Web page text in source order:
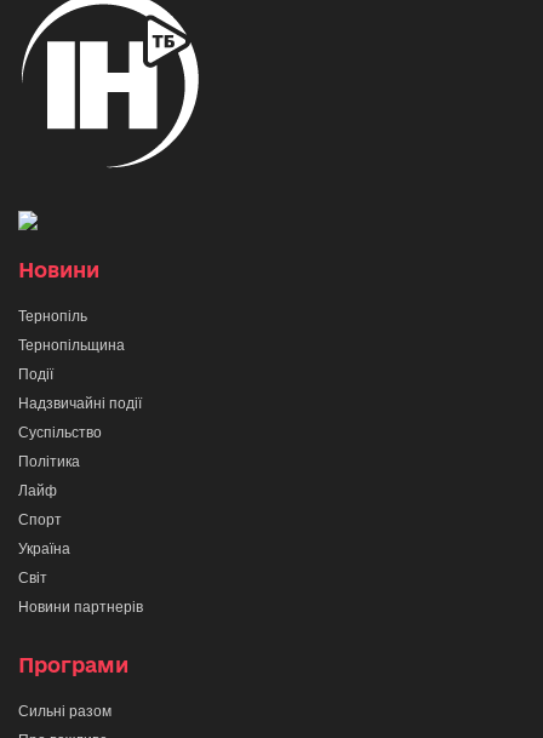
Новини
Тернопіль
Тернопільщина
Події
Надзвичайні події
Суспільство
Політика
Лайф
Спорт
Україна
Світ
Новини партнерів
Програми
Сильні разом